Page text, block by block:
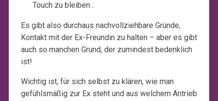
Touch zu bleiben…
Es gibt also durchaus nachvollziehbare Gründe,
Kontakt mit der Ex-Freundin zu halten – aber es gibt
auch so manchen Grund, der zumindest bedenklich
ist!
Wichtig ist, für sich selbst zu klären, wie man
gefühlsmäßig zur Ex steht und aus welchem Antrieb